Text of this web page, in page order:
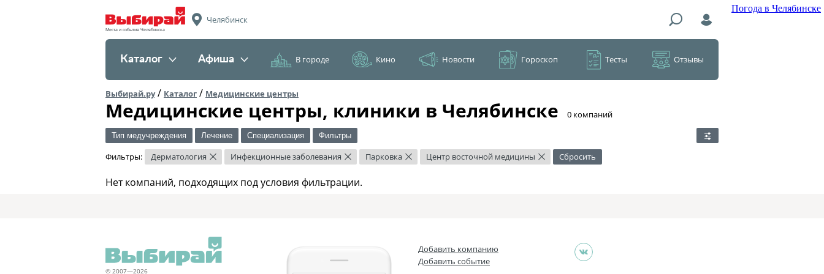
Погода в Челябинске
Места и события Челябинска
Челябинск
Каталог Афиша В городе Кино Новости Гороскоп Тесты Отзывы
Выбирай.ру/ Каталог / Медицинские центры
Медицинские центры, клиники в Челябинске ​0 компаний
Тип медучреждения Лечение Специализация Фильтры
Фильтры: Дерматология × Инфекционные заболевания × Парковка × Центр восточной медицины × Сбросить
Нет компаний, подходящих под условия фильтрации.
© 2007—2026
Добавить компанию
Добавить событие